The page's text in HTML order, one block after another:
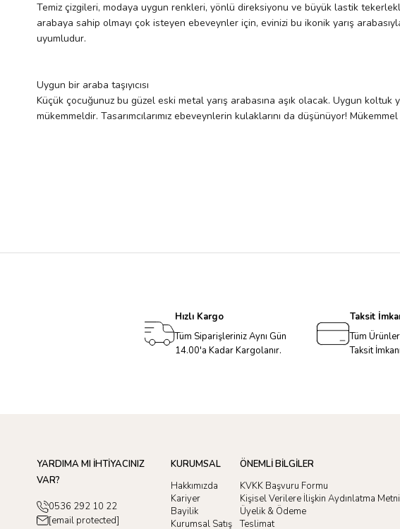
Temiz çizgileri, modaya uygun renkleri, yönlü direksiyonu ve büyük lastik
arabaya sahip olmayı çok isteyen ebeveynler için, evinizi bu ikonik yarış
uyumludur.
Uygun bir araba taşıyıcısı
Küçük çocuğunuz bu güzel eski metal yarış arabasına aşık olacak. Uygun
mükemmeldir. Tasarımcılarımız ebeveynlerin kulaklarını da düşünüyor!
Hızlı Kargo
Tüm Siparişleriniz Aynı Gün
14.00'a Kadar Kargolanır.
Taksit
Tüm
Taksit
YARDIMA MI İHTİYACINIZ
VAR?
0536 292 10 22
[email protected]
KURUMSAL
Hakkımızda
Kariyer
Bayilik
Kurumsal Satış
ÖNEMLİ BİLGİLER
KVKK Başvuru Formu
Kişisel Verilere İlişkin Aydınlatma Metni
Üyelik & Ödeme
Teslimat